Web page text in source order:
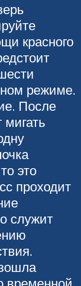
красного
режиме.
После
мигать
это
проходит
служит